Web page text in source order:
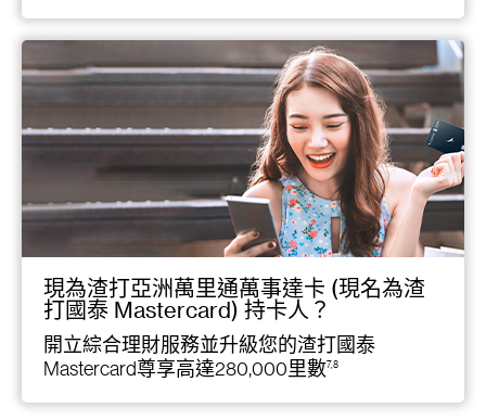
現為渣打亞洲萬里通萬事達卡 (現名為渣
打國泰 Mastercard) 持卡人？
開立綜合理財服務並升級您的渣打國泰
Mastercard尊享高達280,000里數7,8